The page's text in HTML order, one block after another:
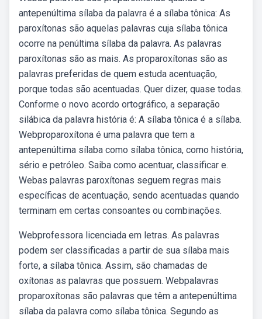
antepenúltima sílaba da palavra é a sílaba tônica: As
paroxítonas são aquelas palavras cuja sílaba tônica
ocorre na penúltima sílaba da palavra. As palavras
paroxítonas são as mais. As proparoxítonas são as
palavras preferidas de quem estuda acentuação,
porque todas são acentuadas. Quer dizer, quase todas.
Conforme o novo acordo ortográfico, a separação
silábica da palavra história é: A sílaba tônica é a sílaba.
Webproparoxítona é uma palavra que tem a
antepenúltima sílaba como sílaba tônica, como história,
sério e petróleo. Saiba como acentuar, classificar e.
Webas palavras paroxítonas seguem regras mais
específicas de acentuação, sendo acentuadas quando
terminam em certas consoantes ou combinações.
Webprofessora licenciada em letras. As palavras
podem ser classificadas a partir de sua sílaba mais
forte, a sílaba tônica. Assim, são chamadas de
oxítonas as palavras que possuem. Webpalavras
proparoxítonas são palavras que têm a antepenúltima
sílaba da palavra como sílaba tônica. Segundo as